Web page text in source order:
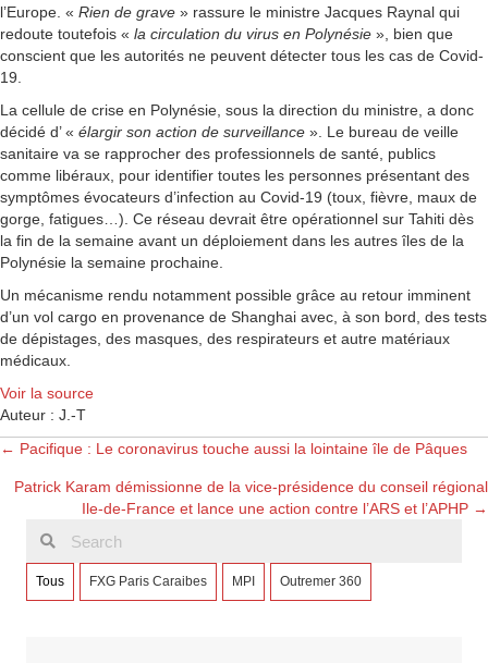
l’Europe. « Rien de grave » rassure le ministre Jacques Raynal qui
redoute toutefois « la circulation du virus en Polynésie », bien que
conscient que les autorités ne peuvent détecter tous les cas de Covid-
19.
La cellule de crise en Polynésie, sous la direction du ministre, a donc
décidé d’ « élargir son action de surveillance ». Le bureau de veille
sanitaire va se rapprocher des professionnels de santé, publics
comme libéraux, pour identifier toutes les personnes présentant des
symptômes évocateurs d’infection au Covid-19 (toux, fièvre, maux de
gorge, fatigues…). Ce réseau devrait être opérationnel sur Tahiti dès
la fin de la semaine avant un déploiement dans les autres îles de la
Polynésie la semaine prochaine.
Un mécanisme rendu notamment possible grâce au retour imminent
d’un vol cargo en provenance de Shanghai avec, à son bord, des tests
de dépistages, des masques, des respirateurs et autre matériaux
médicaux.
Voir la source
Auteur : J.-T
Posts
navigation
← Pacifique : Le coronavirus touche aussi la lointaine île de Pâques
Patrick Karam démissionne de la vice-présidence du conseil régional
Ile-de-France et lance une action contre l’ARS et l’APHP →
Tous FXG Paris Caraibes MPI Outremer 360